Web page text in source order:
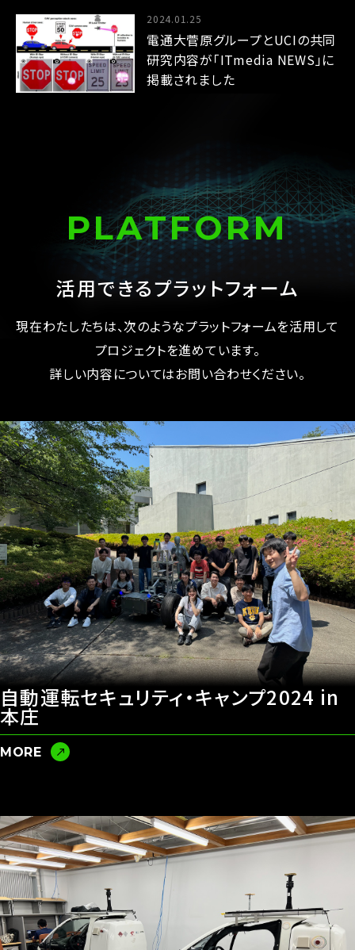
2024.01.25
電通大菅原グループとUCIの共同
研究内容が「ITmedia NEWS」に
掲載されました
PLATFORM
活用できるプラットフォーム
現在わたしたちは、次のようなプラットフォームを活用して
プロジェクトを進めています。
詳しい内容についてはお問い合わせください。
自動運転セキュリティ・キャンプ2024 in
本庄
MORE